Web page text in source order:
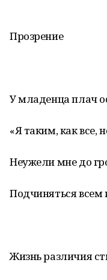
Прозрение
У младенца плач
«Я таким, как все,
Неужели мне до
Подчиняться всем
Жизнь различия